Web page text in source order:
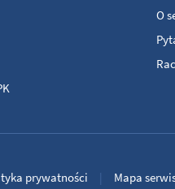
O
prywatności Mapa